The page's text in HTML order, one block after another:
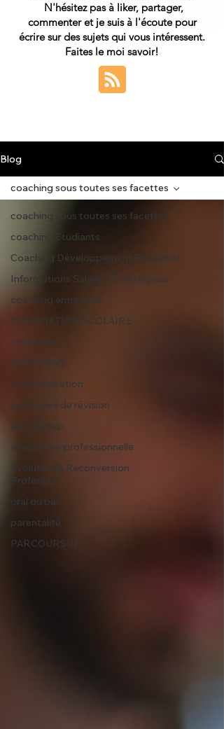
N'hésitez pas à liker, partager,
commenter et je suis à l'écoute pour
écrire sur des sujets qui vous intéressent.
Faites le moi savoir!
Blog
coaching sous toutes ses facettes
coaching Etudiants
Coaching Développement Personnel
Informations Salariés et entreprise
coaching entreprise
ORIENTATION SCOLAIRE
confiance
EMOTIONS
communication
méthodes de révision
parcoursup
orientation professionnelle
Évolution & Reconversion
Profession
oral du bac
parentalité
PARCOURSUP
coaching sous toutes ses facettes